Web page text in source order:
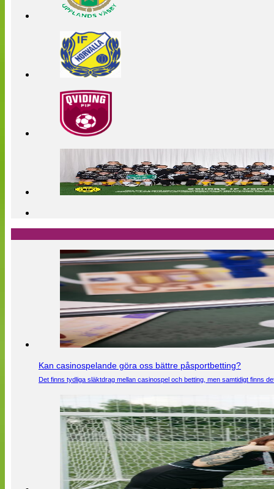
Kan casinospelande göra oss bättre påsportbetting?
Det finns tydliga släktdrag mellan casinospel och betting, men samtidigt finns